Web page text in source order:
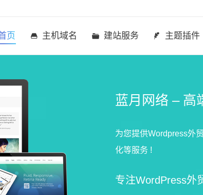
页 主机域名 建站服务 主题插件
蓝月网络 – 高
为您提供Wordpress外
化等服务 !
专注WordPress外